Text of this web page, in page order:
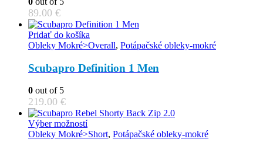
may
be
chosen
on
product
89.00 €
Pridať do košíka
Obleky Mokré>Overall, Potápačské obleky-mokré
Scubapro Definition 1 Men
0 out of 5
219.00 €
Výber možnostíThis
product
Obleky Mokré>Short, Potápačské obleky-mokré